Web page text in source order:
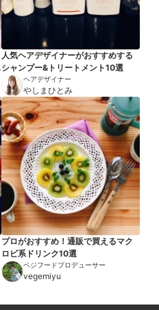
人気ヘアデザイナーがおすすめする
シャンプー&トリートメント10選
ヘアデザイナー
やしまひとみ
プロがおすすめ！通販で買えるマク
ロビ系ドリンク10選
ベジフードプロデューサー
vegemiyu